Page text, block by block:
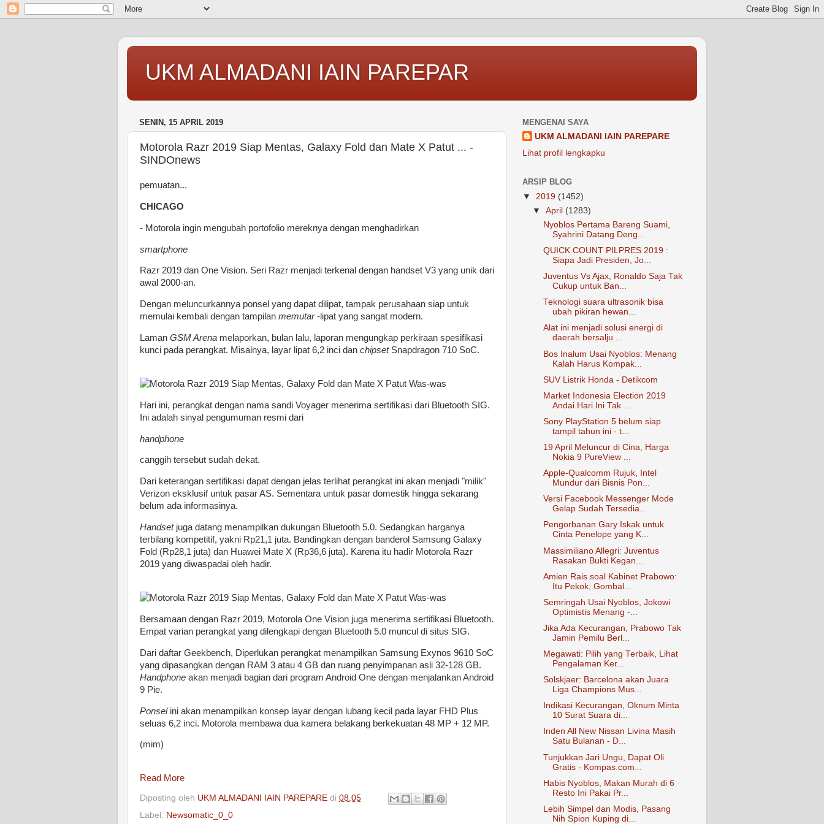
UKM ALMADANI IAIN PAREPAR
SENIN, 15 APRIL 2019
Motorola Razr 2019 Siap Mentas, Galaxy Fold dan Mate X Patut ... -
SINDOnews
pemuatan...
CHICAGO
- Motorola ingin mengubah portofolio mereknya dengan menghadirkan
smartphone
Razr 2019 dan One Vision. Seri Razr menjadi terkenal dengan handset V3 yang unik dari
awal 2000-an.
Dengan meluncurkannya ponsel yang dapat dilipat, tampak perusahaan siap untuk
memulai kembali dengan tampilan memutar-lipat yang sangat modern.
Laman GSM Arena melaporkan, bulan lalu, laporan mengungkap perkiraan spesifikasi
kunci pada perangkat. Misalnya, layar lipat 6,2 inci dan chipsetSnapdragon 710 SoC.
Hari ini, perangkat dengan nama sandi Voyager menerima sertifikasi dari Bluetooth SIG.
Ini adalah sinyal pengumuman resmi dari
handphone
canggih tersebut sudah dekat.
Dari keterangan sertifikasi dapat dengan jelas terlihat perangkat ini akan menjadi "milik"
Verizon eksklusif untuk pasar AS. Sementara untuk pasar domestik hingga sekarang
belum ada informasinya.
Handsetjuga datang menampilkan dukungan Bluetooth 5.0. Sedangkan harganya
terbilang kompetitif, yakni Rp21,1 juta. Bandingkan dengan banderol Samsung Galaxy
Fold (Rp28,1 juta) dan Huawei Mate X (Rp36,6 juta). Karena itu hadir Motorola Razr
2019 yang diwaspadai oleh hadir.
Bersamaan dengan Razr 2019, Motorola One Vision juga menerima sertifikasi Bluetooth.
Empat varian perangkat yang dilengkapi dengan Bluetooth 5.0 muncul di situs SIG.
Dari daftar Geekbench, Diperlukan perangkat menampilkan Samsung Exynos 9610 SoC
yang dipasangkan dengan RAM 3 atau 4 GB dan ruang penyimpanan asli 32-128 GB.
Handphone akan menjadi bagian dari program Android One dengan menjalankan Android
9 Pie.
Ponselini akan menampilkan konsep layar dengan lubang kecil pada layar FHD Plus
seluas 6,2 inci. Motorola membawa dua kamera belakang berkekuatan 48 MP + 12 MP.
(mim)
Read More
Diposting oleh UKM ALMADANI IAIN PAREPARE di 08.05
Label: Newsomatic_0_0
MENGENAI SAYA
UKM ALMADANI IAIN PAREPARE
Lihat profil lengkapku
ARSIP BLOG
▼ 2019 (1452)
▼April (1283)
Nyoblos Pertama Bareng Suami,
Syahrini Datang Deng...
QUICK COUNT PILPRES 2019 :
Siapa Jadi Presiden, Jo...
Juventus Vs Ajax, Ronaldo Saja Tak
Cukup untuk Ban...
Teknologi suara ultrasonik bisa
ubah pikiran hewan...
Alat ini menjadi solusi energi di
daerah bersalju ...
Bos Inalum Usai Nyoblos: Menang
Kalah Harus Kompak...
SUV Listrik Honda - Detikcom
Market Indonesia Election 2019
Andai Hari Ini Tak ...
Sony PlayStation 5 belum siap
tampil tahun ini - t...
19 April Meluncur di Cina, Harga
Nokia 9 PureView ...
Apple-Qualcomm Rujuk, Intel
Mundur dari Bisnis Pon...
Versi Facebook Messenger Mode
Gelap Sudah Tersedia...
Pengorbanan Gary Iskak untuk
Cinta Penelope yang K...
Massimiliano Allegri: Juventus
Rasakan Bukti Kegan...
Amien Rais soal Kabinet Prabowo:
Itu Pekok, Gombal...
Semringah Usai Nyoblos, Jokowi
Optimistis Menang -...
Jika Ada Kecurangan, Prabowo Tak
Jamin Pemilu Berl...
Megawati: Pilih yang Terbaik, Lihat
Pengalaman Ker...
Solskjaer: Barcelona akan Juara
Liga Champions Mus...
Indikasi Kecurangan, Oknum Minta
10 Surat Suara di...
Inden All New Nissan Livina Masih
Satu Bulanan - D...
Tunjukkan Jari Ungu, Dapat Oli
Gratis - Kompas.com...
Habis Nyoblos, Makan Murah di 6
Resto Ini Pakai Pr...
Lebih Simpel dan Modis, Pasang
Nih Spion Kuping di...